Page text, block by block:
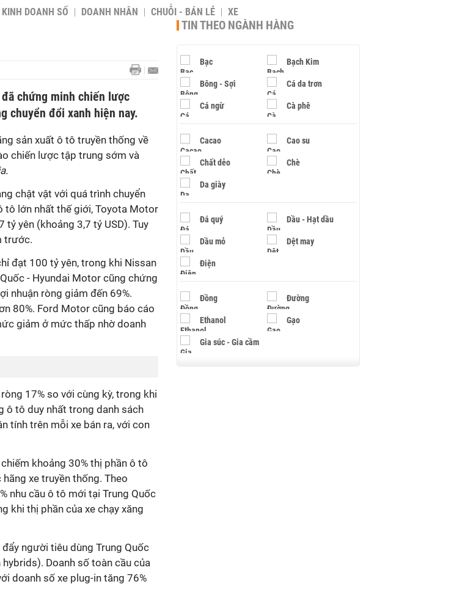
KINH DOANH SỐ DOANH NHÂN CHUỖI - BÁN LẺ XE
chứng minh chiến lược
chuyển đổi xanh hiện nay.
sản xuất ô tô truyền thống về
chiến lược tập trung sớm và
chật vật với quá trình chuyển
tô lớn nhất thế giới, Toyota Motor
yên (khoảng 3,7 tỷ USD). Tuy
trước.
đạt 100 tỷ yên, trong khi Nissan
- Hyundai Motor cũng chứng
nhuận ròng giảm đến 69%.
80%. Ford Motor cũng báo cáo
giảm ở mức thấp nhờ doanh
17% so với cùng kỳ, trong khi
ô tô duy nhất trong danh sách
tính trên mỗi xe bán ra, với con
khoảng 30% thị phần ô tô
xe truyền thống. Theo
nhu cầu ô tô mới tại Trung Quốc
khi thị phần của xe chạy xăng
người tiêu dùng Trung Quốc
Doanh số toàn cầu của
doanh số xe plug-in tăng 76%
TIN THEO NGÀNH HÀNG
Bạc Bạch Kim
Bông - Sợi Cá da trơn
Cá ngừ Cà phê
Cacao Cao su
Chất dẻo Chè
Da giày
Đá quý Dầu - Hạt dầu
Dầu mỏ Dệt may
Điện
Đồng Đường
Ethanol Gạo
Gia súc - Gia cầm